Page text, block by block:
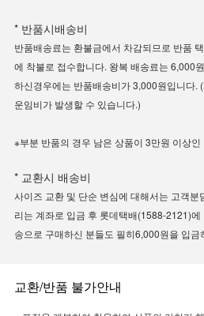
* 반품시배송비
반품배송료는 환불금에서 차감되므로 반품
에 착불로 접수합니다. 왕복 배송료는 6,000
하신경우에는 반품배송비가 3,000원입니다.
운임비가 발생할 수 있습니다.)
※부분 반품의 경우 남은 상품이 3만원 이상
* 교환시 배송비
사이즈 교환 및 단순 변심에 대해서는 고객
리는 계좌로 입금 후 롯데택배(1588-2121)
송으로 구매하신 분들도 필히6,000원을 입금
교환/반품 불가안내